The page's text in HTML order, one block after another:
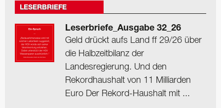
LESERBRIEFE
Leserbriefe_Ausgabe 32_26
Geld drückt aufs Land ff 29/26 über
die Halbzeitbilanz der
Landesregierung. Und den
Rekordhaushalt von 11 Milliarden
Euro Der Rekord-Haushalt mit ...